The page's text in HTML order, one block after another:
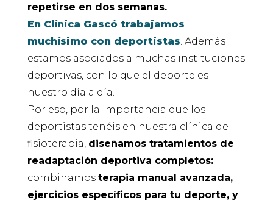
repetirse en dos semanas.
En Clínica Gascó trabajamos
muchísimo con deportistas . Además
estamos asociados a muchas instituciones
deportivas, con lo que el deporte es
nuestro día a día.
Por eso, por la importancia que los
deportistas tenéis en nuestra clínica de
fisioterapia, diseñamos tratamientos de
readaptación deportiva completos:
combinamos terapia manual avanzada,
ejercicios específicos para tu deporte, y